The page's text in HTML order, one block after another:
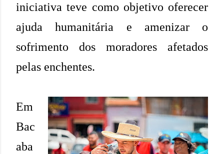
iniciativa teve como objetivo oferecer
ajuda humanitária e amenizar o
sofrimento dos moradores afetados
pelas enchentes.
Em
Bac
aba